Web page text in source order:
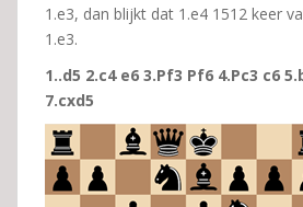
1.e3, dan blijkt dat 1.e4 1512 keer
1.e3.
1..d5 2.c4 e6 3.Pf3 Pf6 4.Pc3 c6
7.cxd5